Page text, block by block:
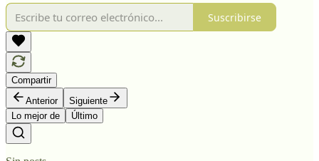
Suscribirse
Compartir
Anterior
Siguiente
Lo mejor de
Último